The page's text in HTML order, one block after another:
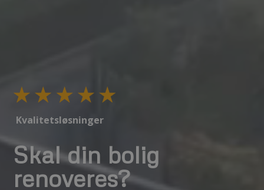
Kvalitetsløsninger
Skal din bolig
renoveres?